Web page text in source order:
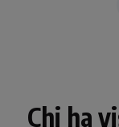
Chi ha